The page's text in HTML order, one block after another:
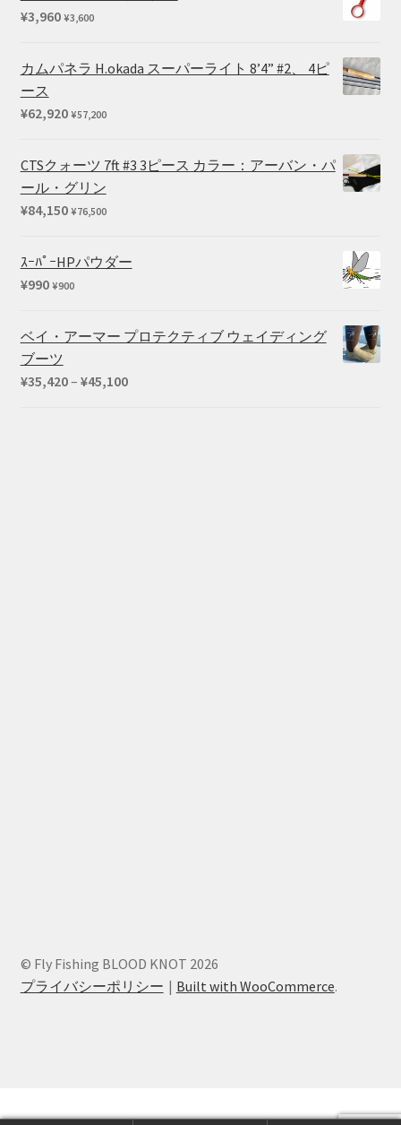
¥3,960 ¥3,600
カムパネラ H.okada スーパーライト 8’4” #2、 4ピ
ース
¥62,920 ¥57,200
CTSクォーツ 7ft #3 3ピース カラー：アーバン・パ
ール・グリン
¥84,150 ¥76,500
ｽｰﾊﾟｰHPパウダー
¥990 ¥900
ベイ・アーマー プロテクティブ ウェイディング
ブーツ
¥35,420– ¥45,100価
© Fly Fishing BLOOD KNOT 2026
プライバシーポリシー
Built with WooCommerce.